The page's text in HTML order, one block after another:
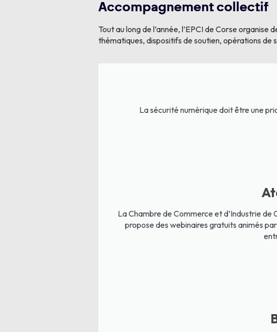
Accompagnement collectif
Tout au long de l’année, l’EPCI de Corse
thématiques, dispositifs de soutien, opérations de
La sécurité numérique doit être une
La Chambre de Commerce et d’Industrie de
propose des webinaires gratuits animés